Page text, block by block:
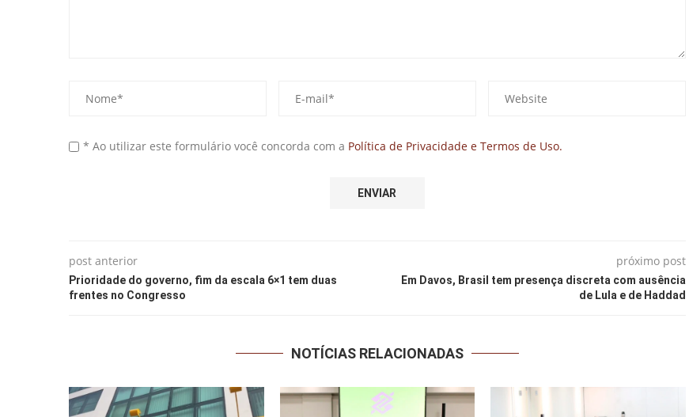
* Ao utilizar este formulário você concorda com a Política de Privacidade e Termos de Uso.
post anterior
Prioridade do governo, fim da escala 6×1 tem duas
frentes no Congresso
próximo post
Em Davos, Brasil tem presença discreta com ausência
de Lula e de Haddad
NOTÍCIAS RELACIONADAS